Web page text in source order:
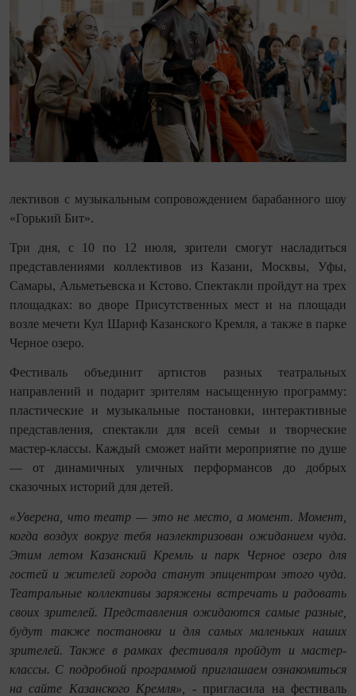
лективов с музыкальным сопровождением барабанного шоу
«Горький Бит».
Три дня, с 10 по 12 июля, зрители смогут насладиться
представлениями коллективов из Казани, Москвы, Уфы,
Самары, Альметьевска и Кстово. Спектакли пройдут на трех
площадках: во дворе Присутственных мест и на площади
возле мечети Кул Шариф Казанского Кремля, а также в парке
Черное озеро.
Фестиваль объединит артистов разных театральных
направлений и подарит зрителям насыщенную программу:
пластические и музыкальные постановки, интерактивные
представления, спектакли для всей семьи и творческие
мастер-классы. Каждый сможет найти мероприятие по душе
— от динамичных уличных перформансов до добрых
сказочных историй для детей.
«Уверена, что театр — это не место, а момент. Момент,
когда воздух вокруг тебя наэлектризован ожиданием чуда.
Этим летом Казанский Кремль и парк Черное озеро для
гостей и жителей города станут эпицентром этого чуда.
Театральные коллективы заряжены встречать и радовать
своих зрителей. Представления ожидаются самые разные,
будут также постановки и для самых маленьких наших
зрителей. Также в рамках фестиваля пройдут и мастер-
классы. С подробной программой приглашаем ознакомиться
на сайте Казанского Кремля»,
- пригласила на фестиваль